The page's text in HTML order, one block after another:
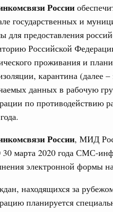
России
государственных и
для предоставления
Российской
проживания и
карантина (далее
данных в рабочую
по противодействию
России, МИД
30 марта 2020 года СМС-
электронной формы
находящихся за
планируется
8 августа, суббота
технологий
поручения по
индустрия
6 августа, четверг
развитие. Инновации
поручения по
о
технологическим
5 августа, среда
труда и
поручения по